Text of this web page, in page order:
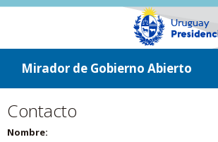
ir a contenido
ir al menú
Mirador de Gobierno Abierto
Contacto
Nombre: